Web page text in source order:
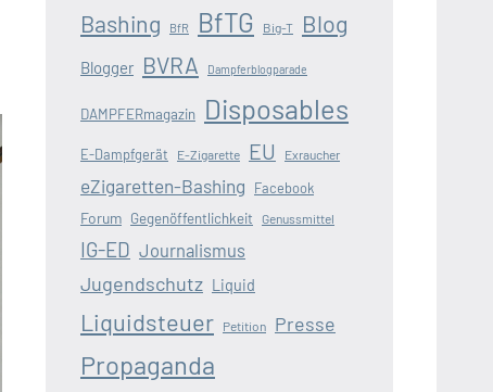
Bashing BfR BfTG Big-T Blog
Blogger BVRA Dampferblogparade
DAMPFERmagazin Disposables
E-Dampfgerät E-Zigarette EU Exraucher
eZigaretten-Bashing Facebook
Forum Gegenöffentlichkeit Genussmittel
IG-ED Journalismus
Jugendschutz Liquid
Liquidsteuer Petition Presse
Propaganda